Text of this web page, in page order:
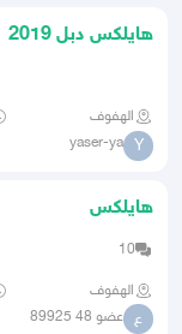
هايلكس دبل 2019
الهفوف
Y
yaser-ya
هايلكس
10
الهفوف
ع عضو 48 89925